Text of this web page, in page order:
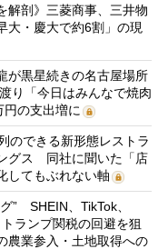
解剖》三菱商事、三井物
大・慶大で約6割」の現
が黒星続きの名古屋場所
り「今日はみんなで焼肉
の支出増に
のできる新形態レストラ
グス 同社に聞いた「店
してもぶれない軸
” SHEIN、TikTok、
ランプ関税の回避を狙
業参入・土地取得への